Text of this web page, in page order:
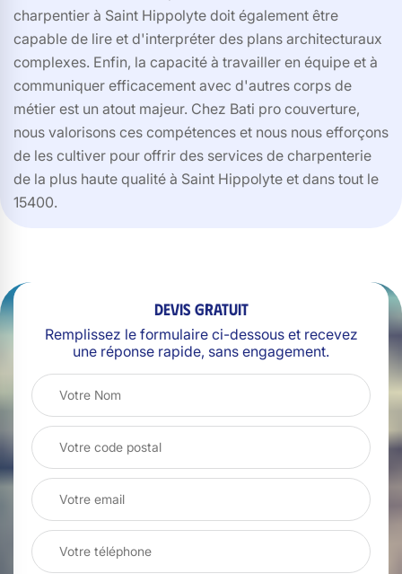
charpentier à Saint Hippolyte doit également être
capable de lire et d'interpréter des plans architecturaux
complexes. Enfin, la capacité à travailler en équipe et à
communiquer efficacement avec d'autres corps de
métier est un atout majeur. Chez Bati pro couverture,
nous valorisons ces compétences et nous nous efforçons
de les cultiver pour offrir des services de charpenterie
de la plus haute qualité à Saint Hippolyte et dans tout le
15400.
Devis gratuit
Remplissez le formulaire ci-dessous et recevez
une réponse rapide, sans engagement.